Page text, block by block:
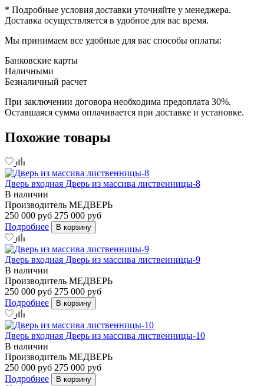
* Подробные условия доставки уточняйте у менеджера.
Доставка осуществляется в удобное для вас время.
Мы принимаем все удобные для вас способы оплаты:
Банковские карты
Наличными
Безналичный расчет
При заключении договора необходима предоплата 30%.
Оставшаяся сумма оплачивается при доставке и установке.
Похожие товары
Дверь входная Дверь из массива лиственницы-8
В наличии
Производитель МЕДВЕРЬ
250 000 руб 275 000 руб
Подробнее
В корзину
Дверь входная Дверь из массива лиственницы-9
В наличии
Производитель МЕДВЕРЬ
250 000 руб 275 000 руб
Подробнее
В корзину
Дверь входная Дверь из массива лиственницы-10
В наличии
Производитель МЕДВЕРЬ
250 000 руб 275 000 руб
Подробнее
В корзину